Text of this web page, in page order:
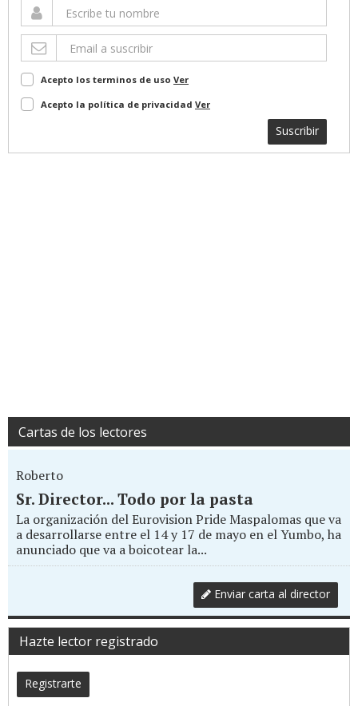
Acepto los terminos de uso Ver
Acepto la política de privacidad Ver
Suscribir
Cartas de los lectores
Roberto
Sr. Director... Todo por la pasta
La organización del Eurovision Pride Maspalomas que va
a desarrollarse entre el 14 y 17 de mayo en el Yumbo, ha
anunciado que va a boicotear la...
Enviar carta al director
Hazte lector registrado
Registrarte